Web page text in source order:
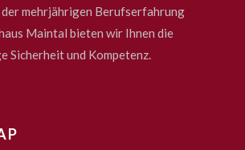
mehrjährigen Berufserfahrung
Maintal bieten wir Ihnen die
Sicherheit und Kompetenz.